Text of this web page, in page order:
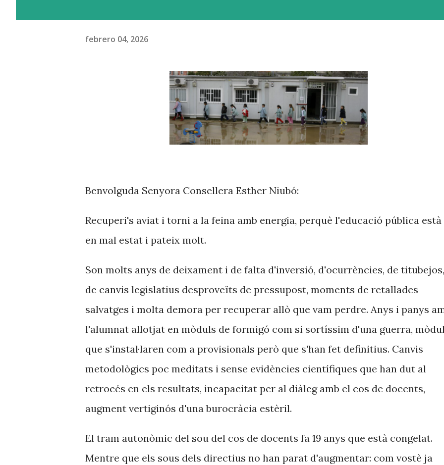
febrero 04, 2026
Benvolguda Senyora Consellera Esther Niubó:
Recuperi's aviat i torni a la feina amb energia, perquè l'educació pública està
en mal estat i pateix molt.
Son molts anys de deixament i de falta d'inversió, d'ocurrències, de titubejos,
de canvis legislatius desproveïts de pressupost, moments de retallades
salvatges i molta demora per recuperar allò que vam perdre. Anys i panys
l'alumnat allotjat en mòduls de formigó com si sortíssim d'una guerra,
que s'instal·laren com a provisionals però que s'han fet definitius. Canvis
metodològics poc meditats i sense evidències científiques que han dut al
retrocés en els resultats, incapacitat per al diàleg amb el cos de docents,
augment vertiginós d'una burocràcia estèril.
El tram autonòmic del sou del cos de docents fa 19 anys que està congelat.
Mentre que els sous dels directius no han parat d'augmentar: com vostè ja